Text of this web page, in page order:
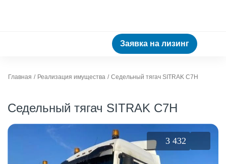
Заявка на лизинг
Главная Реализация имущества Седельный тягач SITRAK C7H
Седельный тягач SITRAK C7H
3 432